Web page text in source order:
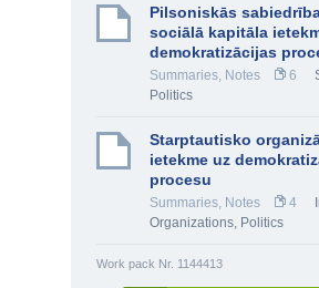
Pilsoniskās
sociālā kapitāla
demokratizācijas
Summaries, Notes 6
Politics
Starptautisko
ietekme uz
procesu
Summaries, Notes 4
Organizations, Politics
Work pack Nr. 1144413